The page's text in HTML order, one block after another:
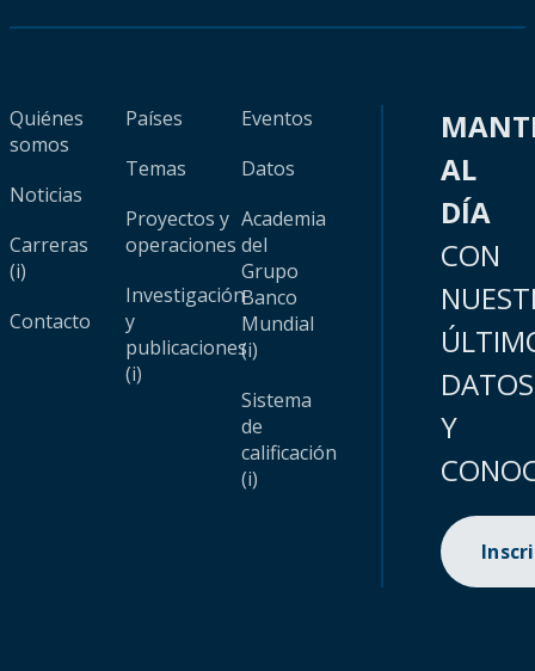
Quiénes
somos
Noticias
Carreras
(i)
Contacto
Países
Temas
Proyectos y
operaciones
Investigación
y
publicaciones
(i)
Eventos
Datos
Academia
del
Grupo
Banco
Mundial
(i)
Sistema
de
calificación
(i)
AL
DÍA
CON
DATOS
Y